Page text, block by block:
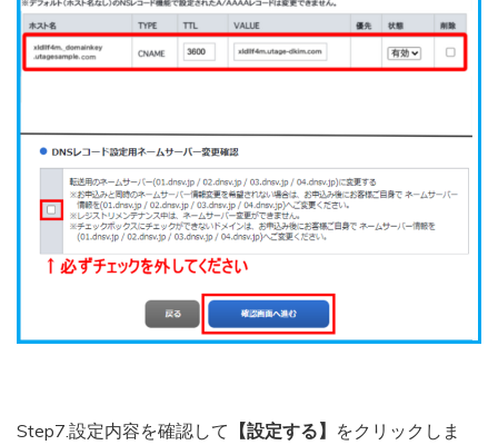
Step7.設定内容を確認して 【設定する】 をクリックしま